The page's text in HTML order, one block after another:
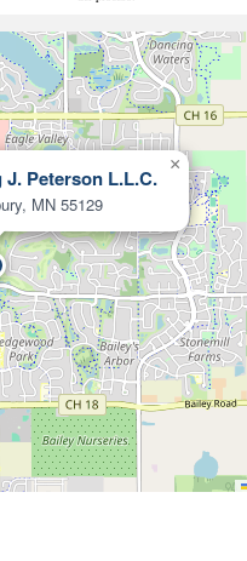
Peterson L.L.C.
MN 55129
×